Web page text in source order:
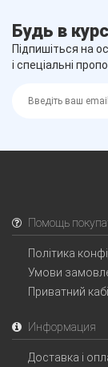
Будь в
Підпишіться на
і спеціальні
Помощь
Політика
Умови
Приватний
Информация
Доставка і